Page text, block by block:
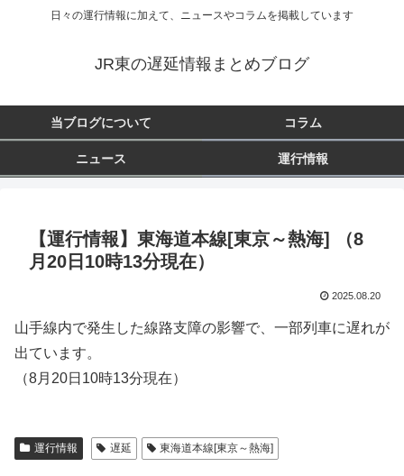
日々の運行情報に加えて、ニュースやコラムを掲載しています
JR東の遅延情報まとめブログ
当ブログについて コラム
ニュース 運行情報
【運行情報】東海道本線[東京～熱海] （8
月20日10時13分現在）
2025.08.20
山手線内で発生した線路支障の影響で、一部列車に遅れが
出ています。
（8月20日10時13分現在）
運行情報 遅延 東海道本線[東京～熱海]